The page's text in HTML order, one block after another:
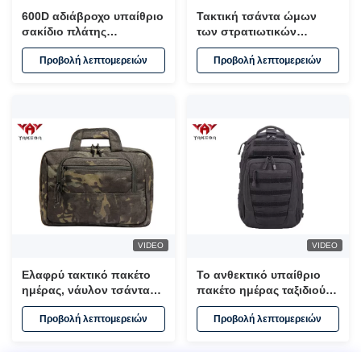
600D αδιάβροχο υπαίθριο
σακίδιο πλάτης
πεζοπορίας αθλητικής
ημέρας πολυεστέρα πολυ
- λειτουργικός
Προβολή λεπτομερειών
Τακτική τσάντα ώμων
των στρατιωτικών
ατόμων ταξιδιού Molle
καμερών για την
υπαίθρια δραστηριότητα
Προβολή λεπτομερειών
VIDEO
Ελαφρύ τακτικό πακέτο
ημέρας, νάυλον τσάντα
lap-top επιχειρησιακού
στρατού απόδειξης νερού
Προβολή λεπτομερειών
VIDEO
Το ανθεκτικό υπαίθριο
πακέτο ημέρας ταξιδιού
μαύρο τακτικό
προσάρμοσε το
λογότυπο 30L -
Προβολή λεπτομερειών